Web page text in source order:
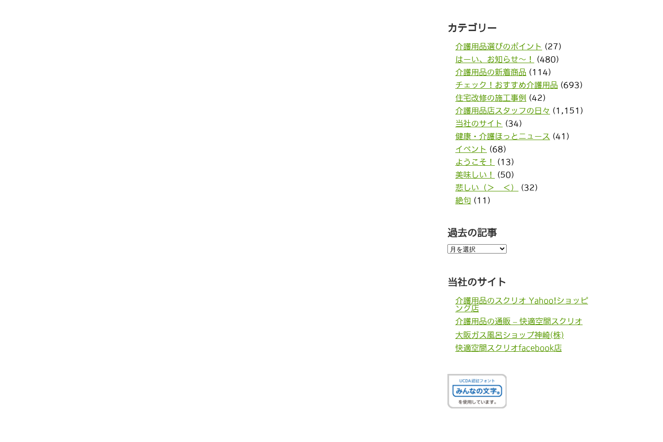
カテゴリー
介護用品選びのポイント (27)
はーい、お知らせ〜！
(480)
介護用品の新着商品 (114)
チェック！おすすめ介護用品 (693)
住宅改修の施工事例 (42)
介護用品店スタッフの日々 (1,151)
当社のサイト (34)
健康・介護ほっとニュース (41)
イベント (68)
ようこそ！
(13)
美味しい！
(50)
悲しい（＞＿＜）
(32)
絶句 (11)
過去の記事
過
去
事
当社のサイト
介護用品のスクリオ Yahoo!ショッピ
ング店
介護用品の通販 – 快適空間スクリオ
大阪ガス風呂ショップ神崎(株)
快適空間スクリオfacebook店